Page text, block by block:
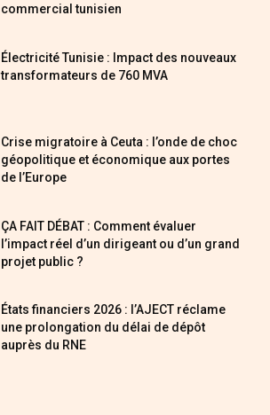
commercial tunisien
Électricité Tunisie : Impact des nouveaux
transformateurs de 760 MVA
Crise migratoire à Ceuta : l’onde de choc
géopolitique et économique aux portes
de l’Europe
ÇA FAIT DÉBAT : Comment évaluer
l’impact réel d’un dirigeant ou d’un grand
projet public ?
États financiers 2026 : l’AJECT réclame
une prolongation du délai de dépôt
auprès du RNE